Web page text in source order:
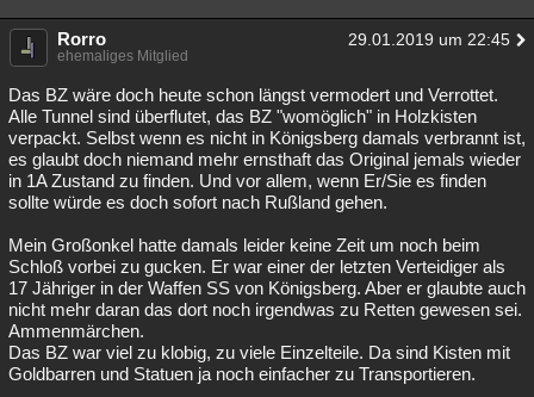
Rorro 29.01.2019 um 22:45
ehemaliges Mitglied
Das BZ wäre doch heute schon längst vermodert und Verrottet.
Alle Tunnel sind überflutet, das BZ "womöglich" in Holzkisten
verpackt. Selbst wenn es nicht in Königsberg damals verbrannt ist,
es glaubt doch niemand mehr ernsthaft das Original jemals wieder
in 1A Zustand zu finden. Und vor allem, wenn Er/Sie es finden
sollte würde es doch sofort nach Rußland gehen.
Mein Großonkel hatte damals leider keine Zeit um noch beim
Schloß vorbei zu gucken. Er war einer der letzten Verteidiger als
17 Jähriger in der Waffen SS von Königsberg. Aber er glaubte auch
nicht mehr daran das dort noch irgendwas zu Retten gewesen sei.
Ammenmärchen.
Das BZ war viel zu klobig, zu viele Einzelteile. Da sind Kisten mit
Goldbarren und Statuen ja noch einfacher zu Transportieren.